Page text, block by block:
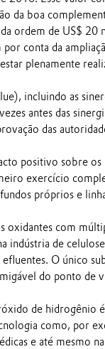
da boa
ordem de US$
conta da
plenamente
incluindo as
antes das
das
positivo sobre os
exercício
próprios e
com
indústria de
O único
do ponto de
de hidrogênio
como, por
e até mesmo